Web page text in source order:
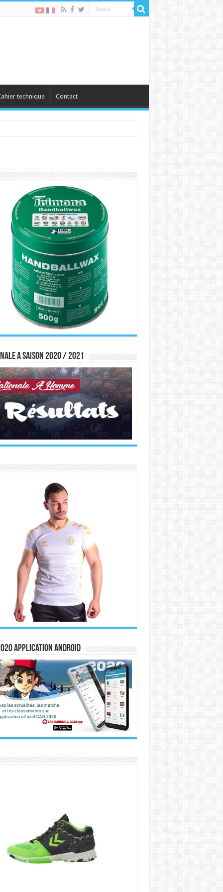
technique Contact
A saison 2020 / 2021
Application Android